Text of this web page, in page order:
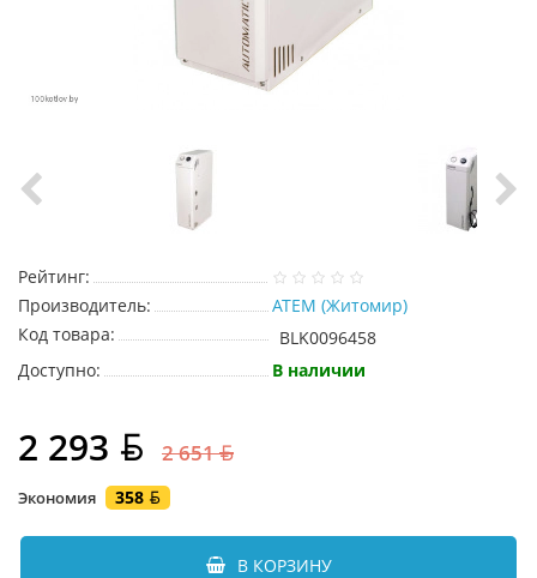
Рейтинг:
Производитель:
АТЕМ (Житомир)
Код товара:
BLK0096458
Доступно:
В наличии
2 293 2 651
Экономия 358
В КОРЗИНУ